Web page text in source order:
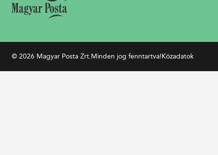
© 2026 Magyar Posta Zrt.Minden jog fenntartva!Közadatok